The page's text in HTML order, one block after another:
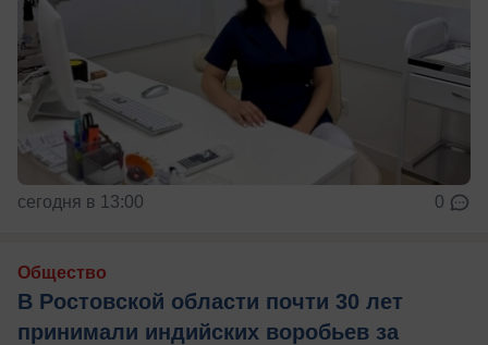
сегодня в 13:00 0
Общество
В Ростовской области почти 30 лет
принимали индийских воробьев за